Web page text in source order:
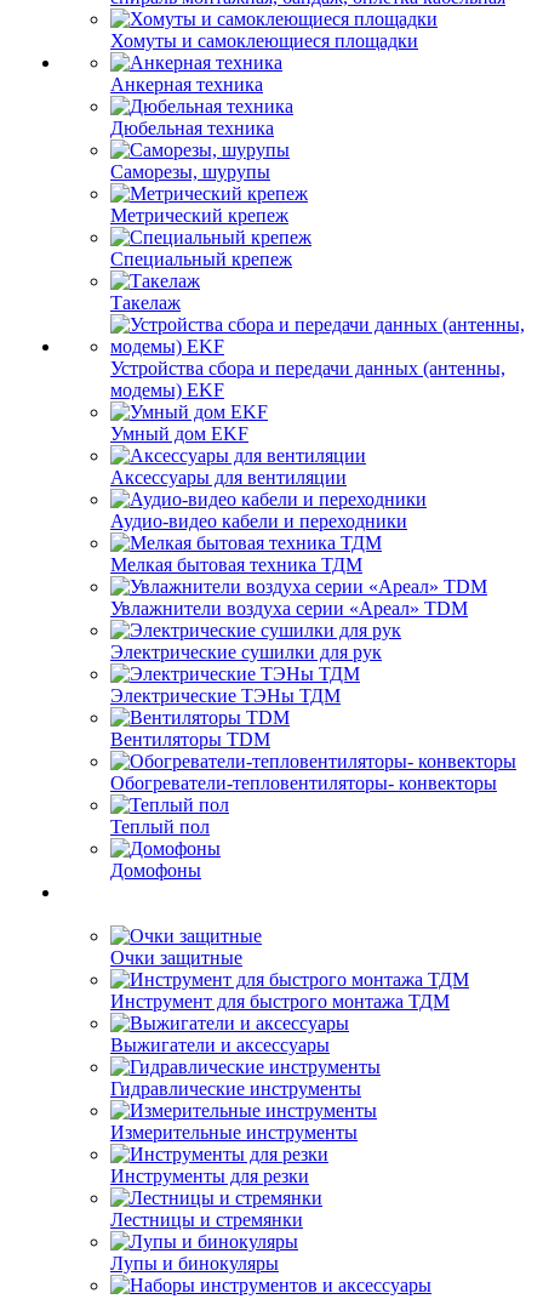
Хомуты и самоклеющиеся площадки
Анкерная техника
Дюбельная техника
Саморезы, шурупы
Метрический крепеж
Специальный крепеж
Такелаж
Устройства сбора и передачи данных (антенны,
модемы) EKF
Умный дом EKF
Аксессуары для вентиляции
Аудио-видео кабели и переходники
Мелкая бытовая техника ТДМ
Увлажнители воздуха серии «Ареал» TDM
Электрические сушилки для рук
Электрические ТЭНы ТДМ
Вентиляторы TDM
Обогреватели-тепловентиляторы- конвекторы
Теплый пол
Домофоны
Очки защитные
Инструмент для быстрого монтажа ТДМ
Выжигатели и аксессуары
Гидравлические инструменты
Измерительные инструменты
Инструменты для резки
Лестницы и стремянки
Лупы и бинокуляры